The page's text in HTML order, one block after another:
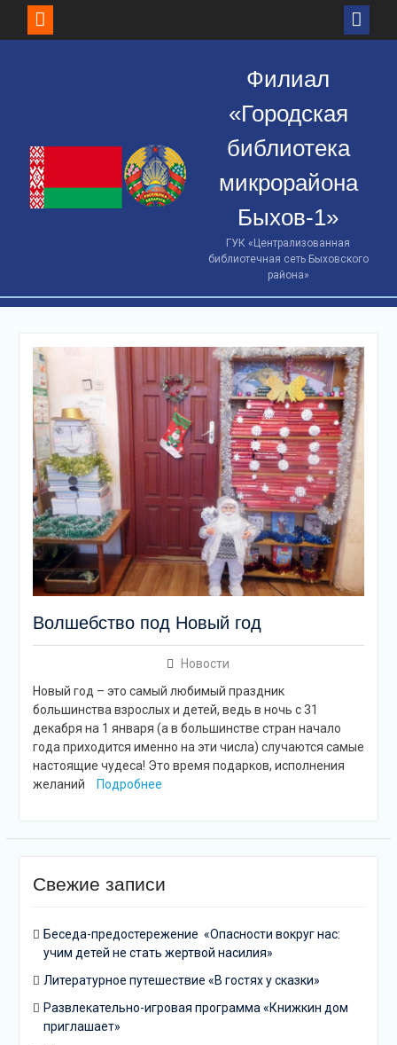
Филиал
«Городская
библиотека
микрорайона
Быхов-1»
ГУК «Централизованная
библиотечная сеть Быховского
района»
Волшебство под Новый год
Новости
Новый год – это самый любимый праздник
большинства взрослых и детей, ведь в ночь с 31
декабря на 1 января (а в большинстве стран начало
года приходится именно на эти числа) случаются самые
настоящие чудеса! Это время подарков, исполнения
желаний
Подробнее
Свежие записи
Беседа-предостережение «Опасности вокруг нас:
учим детей не стать жертвой насилия»
Литературное путешествие «В гостях у сказки»
Развлекательно-игровая программа «Книжкин дом
приглашает»